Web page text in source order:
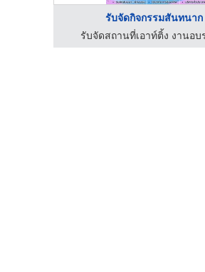
รับจัดกิจกรรมสันทนาก
รับจัดสถานที่เอาท์ติ้ง งานอ